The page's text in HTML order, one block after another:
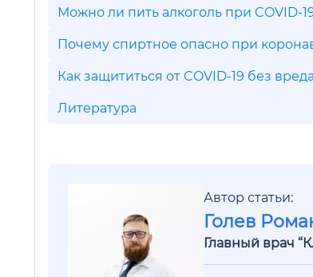
Можно ли пить алкоголь при COVID-
Почему спиртное опасно при
Как защититься от COVID-19 без
Литература
Автор статьи:
Голев
Главный врач